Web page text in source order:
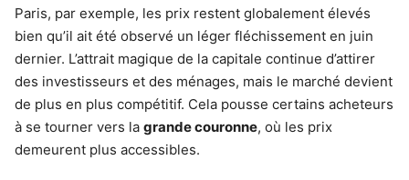
Paris, par exemple, les prix restent globalement élevés
bien qu’il ait été observé un léger fléchissement en juin
dernier. L’attrait magique de la capitale continue d’attirer
des investisseurs et des ménages, mais le marché devient
de plus en plus compétitif. Cela pousse certains acheteurs
à se tourner vers la grande couronne, où les prix
demeurent plus accessibles.